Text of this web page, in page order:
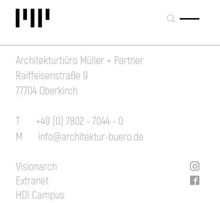
Architekturbüro Müller + Partner
Raiffeisenstraße 9
77704 Oberkirch
T
+49 (0) 7802 - 7044 - 0
M
info@architektur-buero.de
Visionarch
Extranet
HDI Campus